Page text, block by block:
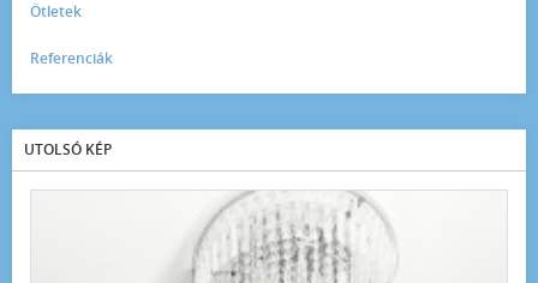
Ötletek
Referenciák
UTOLSÓ KÉP